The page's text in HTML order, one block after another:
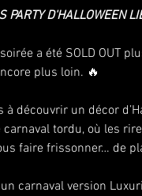
PARTY D'HALLOWEEN
soirée a été SOLD OUT
plus loin. 🔥
à découvrir un décor
carnaval tordu, où les
faire frissonner… de
carnaval version